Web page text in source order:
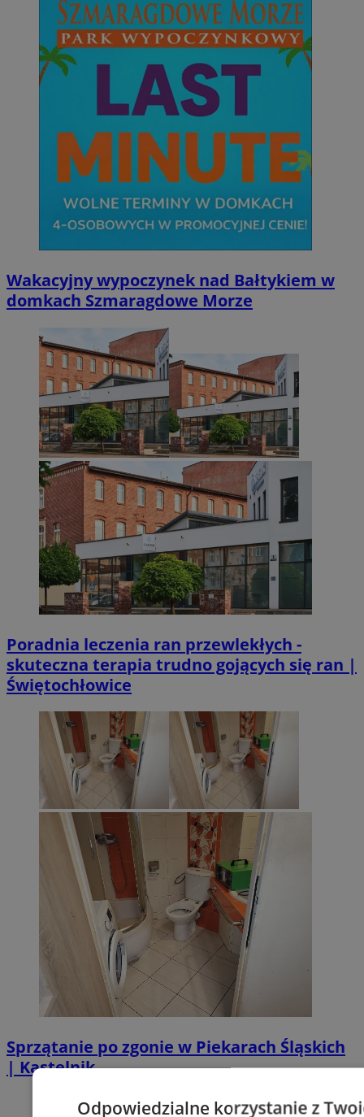
Wakacyjny wypoczynek nad Bałtykiem w
domkach Szmaragdowe Morze
Poradnia leczenia ran przewlekłych -
skuteczna terapia trudno gojących się ran |
Świętochłowice
Sprzątanie po zgonie w Piekarach Śląskich
| Kastelnik
Odpowiedzialne korzystanie z